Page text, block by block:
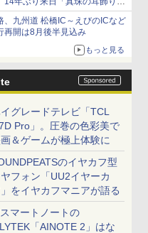
品のガイド
、九州道 松橋IC～えびのICなど
再開は8月後半見込み
もっと見る
グレードテレビ「TCL
Pro」。圧巻の色彩美で
＆ゲームが極上体験に
のイヤカフ型
フォン「UU2イヤーカ
をイヤカフマニアが語る
マートノートの
「AINOTE 2」はな